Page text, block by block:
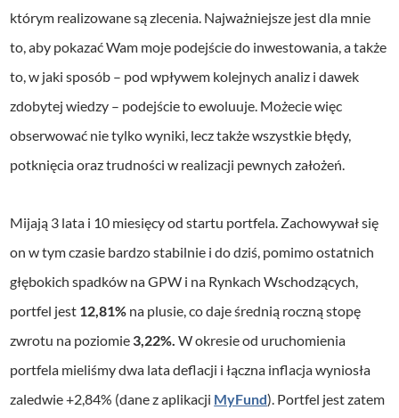
którym realizowane są zlecenia. Najważniejsze jest dla mnie
to, aby pokazać Wam moje podejście do inwestowania, a także
to, w jaki sposób – pod wpływem kolejnych analiz i dawek
zdobytej wiedzy – podejście to ewoluuje. Możecie więc
obserwować nie tylko wyniki, lecz także wszystkie błędy,
potknięcia oraz trudności w realizacji pewnych założeń.
Mijają 3 lata i 10 miesięcy od startu portfela. Zachowywał się
on w tym czasie bardzo stabilnie i do dziś, pomimo ostatnich
głębokich spadków na GPW i na Rynkach Wschodzących,
portfel jest 12,81% na plusie, co daje średnią roczną stopę
zwrotu na poziomie 3,22%.W okresie od uruchomienia
portfela mieliśmy dwa lata deflacji i łączna inflacja wyniosła
zaledwie +2,84% (dane z aplikacji MyFund). Portfel jest zatem